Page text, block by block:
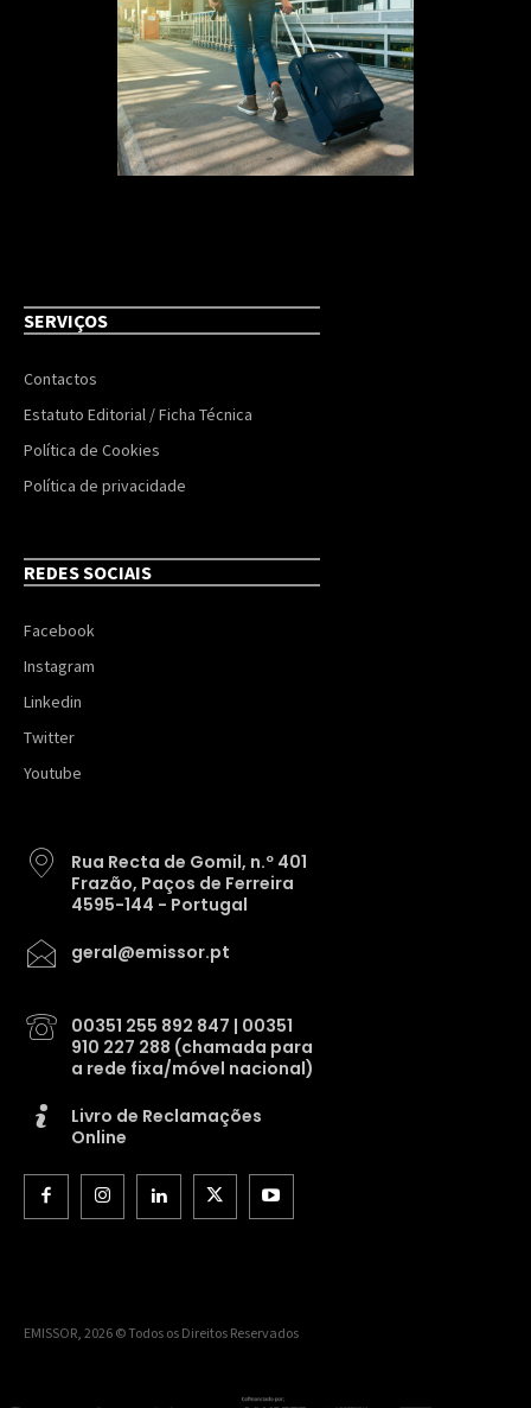
SERVIÇOS
Contactos
Estatuto Editorial / Ficha Técnica
Política de Cookies
Política de privacidade
REDES SOCIAIS
Facebook
Instagram
Linkedin
Twitter
Youtube
Rua Recta de Gomil, n.º 401
Frazão, Paços de Ferreira
4595-144 - Portugal
geral@emissor.pt
00351 255 892 847 | 00351
910 227 288 (chamada para
a rede fixa/móvel nacional)
Livro de Reclamações
Online
EMISSOR, 2026 © Todos os Direitos Reservados